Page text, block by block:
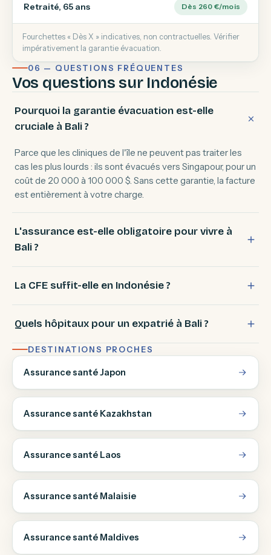
Retraité, 65 ans Dès 260 €/mois
Fourchettes « Dès X » indicatives, non contractuelles. Vérifier
impérativement la garantie évacuation.
06 — QUESTIONS FRÉQUENTES
Vos questions sur Indonésie
Pourquoi la garantie évacuation est-elle
cruciale à Bali ?
Parce que les cliniques de l'île ne peuvent pas traiter les
cas les plus lourds : ils sont évacués vers Singapour, pour un
coût de 20 000 à 100 000 $. Sans cette garantie, la facture
est entièrement à votre charge.
L'assurance est-elle obligatoire pour vivre à
Bali ?
La CFE suffit-elle en Indonésie ?
Quels hôpitaux pour un expatrié à Bali ?
DESTINATIONS PROCHES
Assurance santé Japon
Assurance santé Kazakhstan
Assurance santé Laos
Assurance santé Malaisie
Assurance santé Maldives